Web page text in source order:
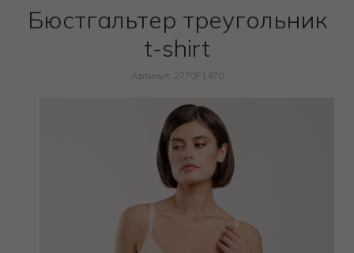
Бюстгальтер треугольник
t-shirt
Артикул: 2770F1470